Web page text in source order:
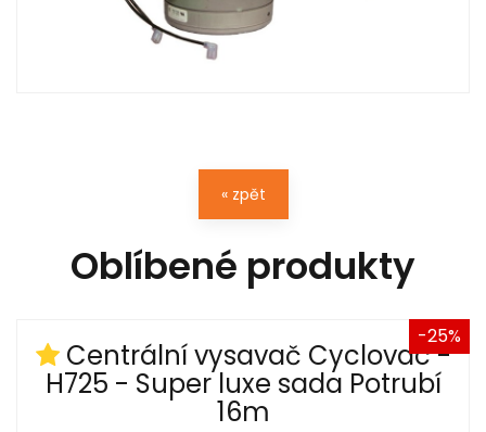
« zpět
Oblíbené produkty
-25%
Centrální vysavač Cyclovac -
H725 - Super luxe sada Potrubí
16m